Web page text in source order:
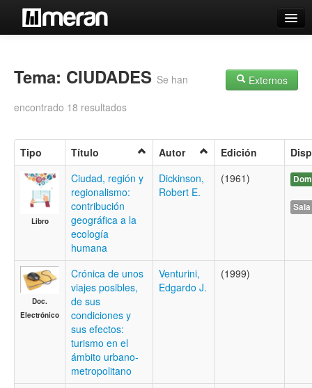
Búsqueda Avanzada
Contacto
Iniciar sesión
Externos
Tema: CIUDADES Se han
encontrado 18 resultados
Tipo Título Autor Edición
Libro
Ciudad, región y
regionalismo:
contribución
geográfica a la
ecología
humana
Dickinson,
Robert E.
(1961)
Sala
Doc.
Electrónico
Crónica de unos
viajes posibles,
de sus
condiciones y
sus efectos:
turismo en el
ámbito urbano-
metropolitano
Venturini,
Edgardo J.
(1999)